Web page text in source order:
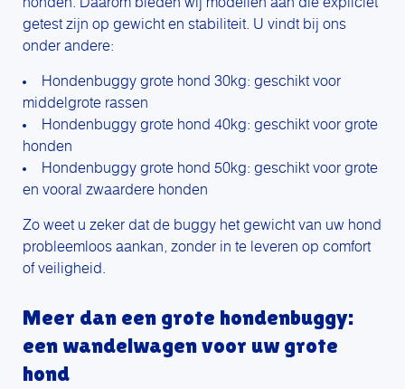
honden. Daarom bieden wij modellen aan die expliciet
getest zijn op gewicht en stabiliteit. U vindt bij ons
onder andere:
Hondenbuggy grote hond 30kg: geschikt voor
middelgrote rassen
Hondenbuggy grote hond 40kg: geschikt voor grote
honden
Hondenbuggy grote hond 50kg: geschikt voor grote
en vooral zwaardere honden
Zo weet u zeker dat de buggy het gewicht van uw hond
probleemloos aankan, zonder in te leveren op comfort
of veiligheid.
Meer dan een grote hondenbuggy:
een wandelwagen voor uw grote
hond